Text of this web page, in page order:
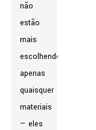
não
estão
mais
escolhendo
apenas
quaisquer
materiais
— eles